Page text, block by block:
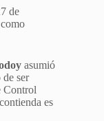
de
asumió
ser
Control
es